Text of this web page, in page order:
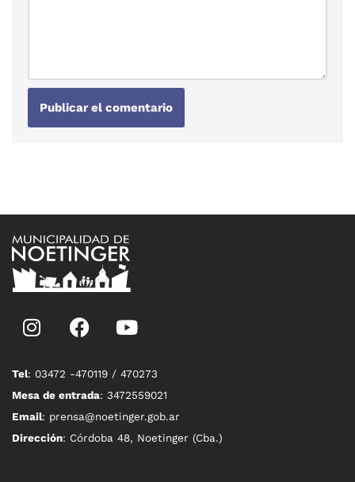
Tel: 03472 -470119 / 470273
Mesa de entrada: 3472559021
Email: prensa@noetinger.gob.ar
Dirección: Córdoba 48, Noetinger (Cba.)